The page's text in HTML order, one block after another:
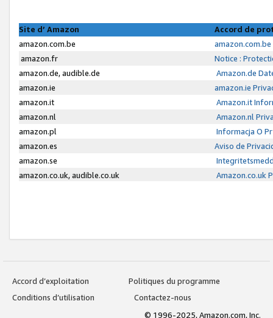
Site d’ Amazon
Accord de
amazon.com.be
amazon.fr
Notice :
amazon.de, audible.de
Amazon.de
amazon.ie
amazon.ie
amazon.it
Amazon.it
amazon.nl
Amazon.nl
amazon.pl
Informacja O
amazon.es
Aviso de
amazon.se
amazon.co.uk, audible.co.uk
Amazon.co.uk
Accord d’exploitation
Politiques du programme
Conditions d’utilisation
Contactez-nous
© 1996-2025, Amazon.com, Inc.